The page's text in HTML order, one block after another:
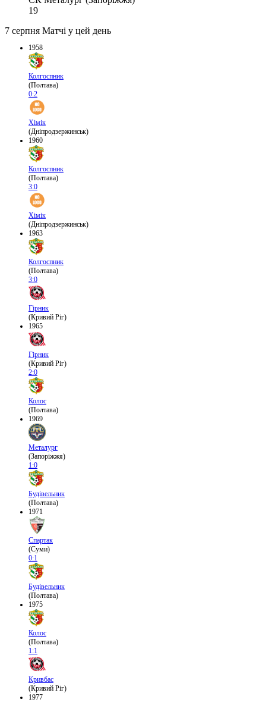
19
7 серпня Матчі у цей день
1958
Колгоспник
(Полтава)
0:2
Хімік
(Дніпродзержинськ)
1960
Колгоспник
(Полтава)
3:0
Хімік
(Дніпродзержинськ)
1963
Колгоспник
(Полтава)
3:0
Гірник
(Кривий Ріг)
1965
Гірник
(Кривий Ріг)
2:0
Колос
(Полтава)
1969
Металург
(Запоріжжя)
1:0
Будівельник
(Полтава)
1971
Спартак
(Суми)
0:1
Будівельник
(Полтава)
1975
Колос
(Полтава)
1:1
Кривбас
(Кривий Ріг)
1977